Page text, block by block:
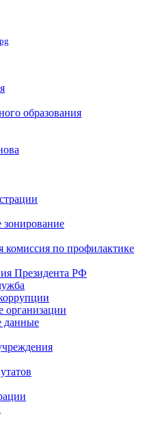
образования
зонирование
комиссия по профилактике
Президента РФ
организации
данные